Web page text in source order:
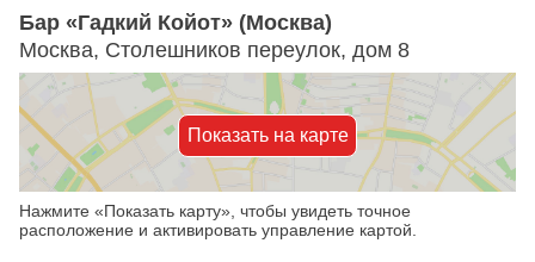
Бар «Гадкий Койот» (Москва)
Москва, Столешников переулок, дом 8
Показать на карте
Нажмите «Показать карту», чтобы увидеть точное
расположение и активировать управление картой.